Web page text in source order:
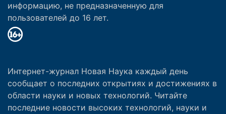
информацию, не предназначенную для
пользователей до 16 лет.
Интернет-журнал Новая Наука каждый день
сообщает о последних открытиях и достижениях в
области науки и новых технологий. Читайте
последние новости высоких технологий, науки и